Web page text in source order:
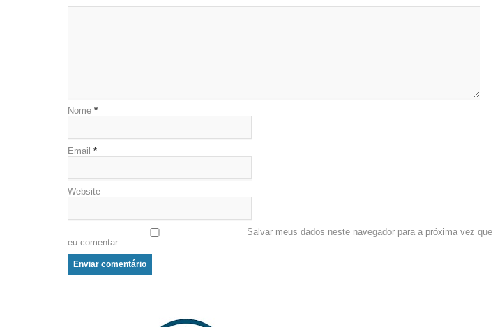
Nome *
Email *
Website
Salvar meus dados neste navegador para a próxima vez que
eu comentar.